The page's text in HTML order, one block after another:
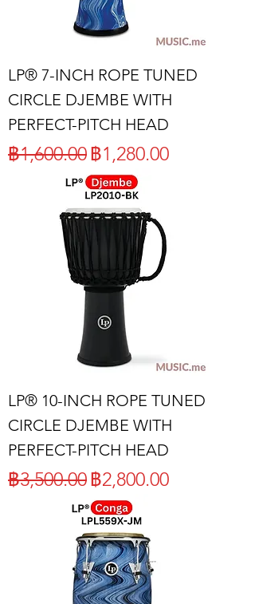
LP® 7-INCH ROPE TUNED
CIRCLE DJEMBE WITH
PERFECT-PITCH HEAD
ราคาปกติ
฿1,600.00ราคาขายลด
฿1,280.00
LP® 10-INCH ROPE TUNED
CIRCLE DJEMBE WITH
PERFECT-PITCH HEAD
ราคาปกติ
฿3,500.00ราคาขายลด
฿2,800.00